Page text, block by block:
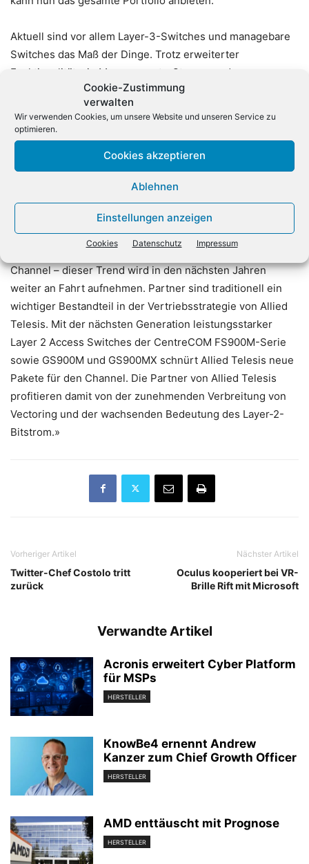
Cookie-Zustimmung
verwalten
Wir verwenden Cookies, um unsere Website und unseren Service zu
optimieren.
Cookies akzeptieren
Ablehnen
Einstellungen anzeigen
Cookies Datenschutz Impressum
Aktuell sind vor allem Layer-3-Switches und managebare
Switches das Maß der Dinge. Trotz erweiterter
Funktionalität wie Management-, Steuer- und
Überwachungsfunktionen, entscheiden sich viele
Unternehmen jedoch für Layer-2-Lösungen. Die Vorteile:
Layer-2-Switches sind Plug-and-play-fähig, besitzen
Basisfunktionen wie Port-Sperren und Statistiken sowie
einen unschlagbaren ROI. Dies ist gerade für kleine und
mittelgroße Unternehmen (KMU) mit kleiner IT-Abteilung
Anforderungen ihre finanziellen, infrastrukturellen und
personellen Ressourcen optimal einsetzen. Nach wie vor
sind Layer-2-Produkte deshalb die Verkaufsschlager im
Channel – dieser Trend wird in den nächsten Jahren
weiter an Fahrt aufnehmen. Partner sind traditionell ein
wichtiger Bestandteil in der Vertriebsstrategie von Allied
Telesis. Mit der nächsten Generation leistungsstarker
Layer 2 Access Switches der CentreCOM FS900M-Serie
sowie GS900M und GS900MX schnürt Allied Telesis neue
Pakete für den Channel. Die Partner von Allied Telesis
profitieren damit von der zunehmenden Verbreitung von
Vectoring und der wachsenden Bedeutung des Layer-2-
Bitstrom.»
Vorheriger Artikel
Twitter-Chef Costolo tritt
zurück
Nächster Artikel
Oculus kooperiert bei VR-
Brille Rift mit Microsoft
Verwandte Artikel
Acronis erweitert Cyber Platform
für MSPs
HERSTELLER
KnowBe4 ernennt Andrew
Kanzer zum Chief Growth Officer
HERSTELLER
AMD enttäuscht mit Prognose
HERSTELLER